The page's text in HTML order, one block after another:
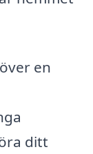
en
ditt